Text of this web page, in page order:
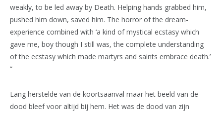
weakly, to be led away by Death. Helping hands grabbed him,
pushed him down, saved him. The horror of the dream-
experience combined with ‘a kind of mystical ecstasy which
gave me, boy though I still was, the complete understanding
of the ecstasy which made martyrs and saints embrace death.’
”
Lang herstelde van de koortsaanval maar het beeld van de
dood bleef voor altijd bij hem. Het was de dood van zijn